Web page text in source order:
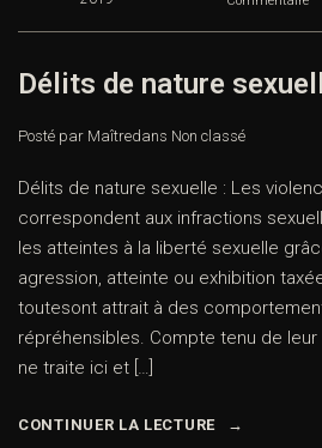
Délits de nature
Posté par Maîtredans Non classé
Délits de nature sexuelle : Les
correspondent aux infractions
les atteintes à la liberté sexuelle
agression, atteinte ou exhibition
toutesont attrait à des
répréhensibles. Compte tenu de
ne traite ici et […]
CONTINUER LA LECTURE